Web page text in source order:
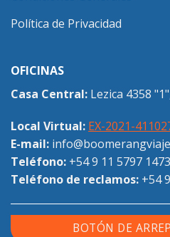
Política de Privacidad
OFICINAS
Casa Central: Lezica 4358
Local Virtual: EX-2021-
E-mail:
Teléfono: +54 9 11 5797 1473
Teléfono de reclamos: +54
BOTÓN DE